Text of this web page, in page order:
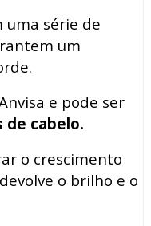
uma série de
um
e pode ser
cabelo.
o crescimento
o brilho e o